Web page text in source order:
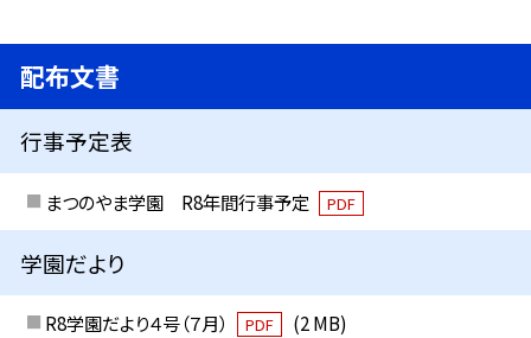
配布文書
行事予定表
まつのやま学園 R8年間行事予定 PDF
学園だより
R8学園だより４号（７月） PDF
(2 MB)